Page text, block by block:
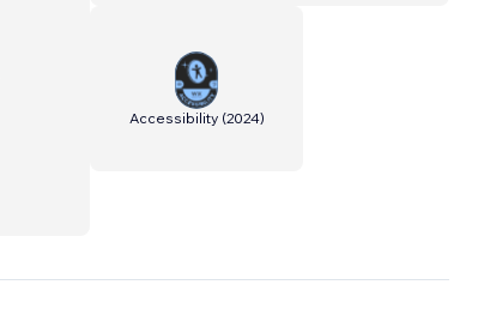
Accessibility(2024)